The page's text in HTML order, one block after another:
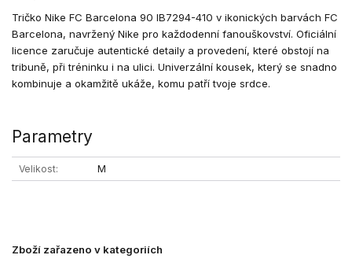
Tričko Nike FC Barcelona 90 IB7294-410 v ikonických barvách FC
Barcelona, navržený Nike pro každodenní fanouškovství. Oficiální
licence zaručuje autentické detaily a provedení, které obstojí na
tribuně, při tréninku i na ulici. Univerzální kousek, který se snadno
kombinuje a okamžitě ukáže, komu patří tvoje srdce.
Parametry
Velikost M
Zboží zařazeno v kategoriích